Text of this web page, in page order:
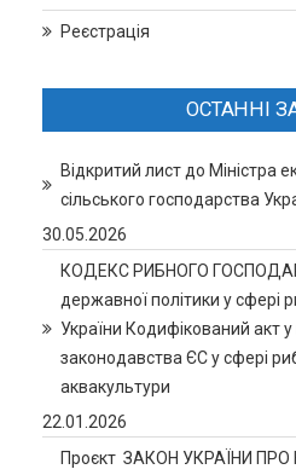
Реєстрація
ОСТАННІ
Відкритий лист до Міністра
сільського господарства
30.05.2026
КОДЕКС РИБНОГО
державної політики у сфері
України Кодифікований акт у
законодавства ЄС у сфері
аквакультури
22.01.2026
Проєкт ЗАКОН УКРАЇНИ